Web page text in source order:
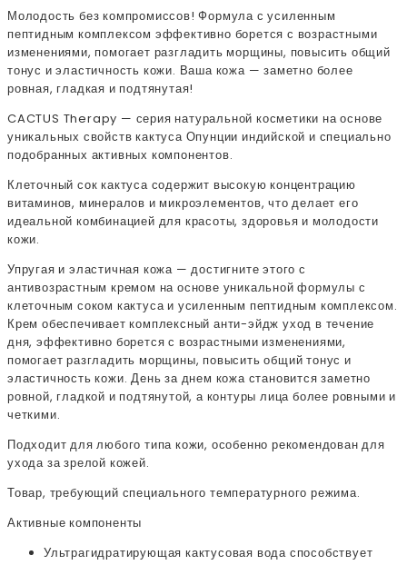
Молодость без компромиссов! Формула с усиленным
пептидным комплексом эффективно борется с возрастными
изменениями, помогает разгладить морщины, повысить общий
тонус и эластичность кожи. Ваша кожа — заметно более
ровная, гладкая и подтянутая!
CACTUS Therapy — серия натуральной косметики на основе
уникальных свойств кактуса Опунции индийской и специально
подобранных активных компонентов.
Клеточный сок кактуса содержит высокую концентрацию
витаминов, минералов и микроэлементов, что делает его
идеальной комбинацией для красоты, здоровья и молодости
кожи.
Упругая и эластичная кожа — достигните этого с
антивозрастным кремом на основе уникальной формулы с
клеточным соком кактуса и усиленным пептидным комплексом.
Крем обеспечивает комплексный анти-эйдж уход в течение
дня, эффективно борется с возрастными изменениями,
помогает разгладить морщины, повысить общий тонус и
эластичность кожи. День за днем кожа становится заметно
ровной, гладкой и подтянутой, а контуры лица более ровными и
четкими.
Подходит для любого типа кожи, особенно рекомендован для
ухода за зрелой кожей.
Товар, требующий специального температурного режима.
Активные компоненты
Ультрагидратирующая кактусовая вода способствует